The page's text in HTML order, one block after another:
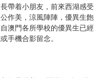
帶着小朋友，前來西湖感受
作美，涼風陣陣，優異生飽
澳門各所學校的優異生已經
手機合影留念。